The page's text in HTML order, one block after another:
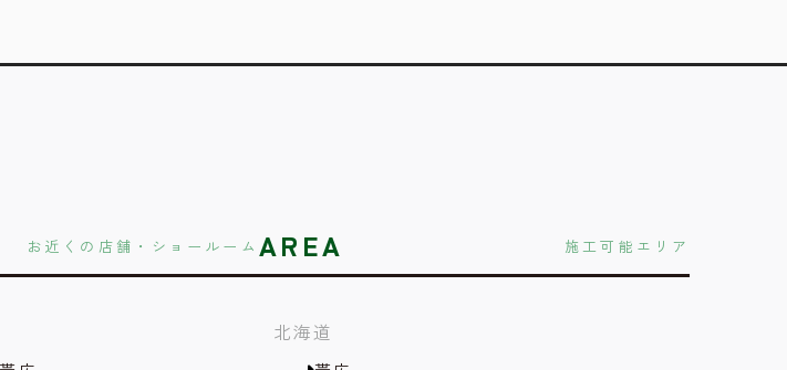
お近くの店舗・ショールーム AREA 施工可能エリア
北海道